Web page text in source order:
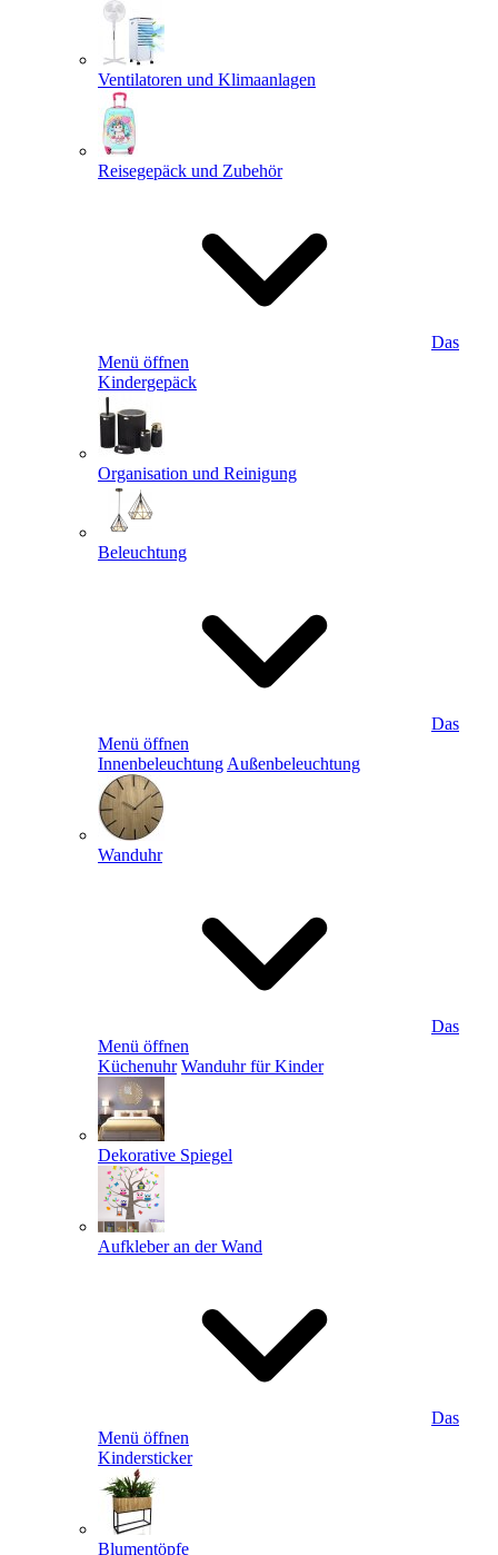
Ventilatoren und Klimaanlagen
Reisegepäck und Zubehör
Das
Menü öffnen
Kindergepäck
Organisation und Reinigung
Beleuchtung
Das
Menü öffnen
Innenbeleuchtung Außenbeleuchtung
Wanduhr
Das
Menü öffnen
Küchenuhr Wanduhr für Kinder
Dekorative Spiegel
Aufkleber an der Wand
Das
Menü öffnen
Kindersticker
Blumentöpfe